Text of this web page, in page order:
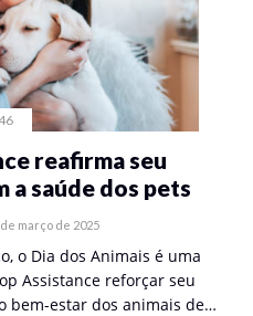
reafirma seu
a saúde dos pets
de março de 2025
o Dia dos Animais é uma
Assistance reforçar seu
bem-estar dos animais de…